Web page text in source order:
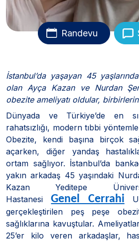
Randevu
İstanbul’da yaşayan 45
olan Ayça Kazan
ve
Nurdan
obezite ameliyatı oldular,
Dünyada ve Türkiye’de en
rahatsızlığı, modern tıbbi
Obezite, kendi başına birçok
açarken, diğer yandaş
ortam sağlıyor. İstanbul’da
yakın arkadaş 45 yaşındaki
Kazan Yeditepe
HastanesiGenel Cerrahi
gerçekleştirilen peş peşe
sağlıklarına kavuştular.
25’er kilo veren arkadaşlar,